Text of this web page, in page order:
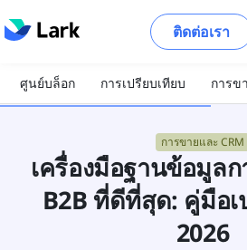
ติดต่อเรา
ศูนย์บล็อก การเปรียบเทียบ การข
การขายและ CRM
เครื่องมือฐานข้อมูล
B2B ที่ดีที่สุด: คู่มือเ
2026